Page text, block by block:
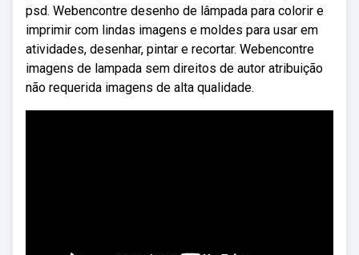
psd. Webencontre desenho de lâmpada para colorir e
imprimir com lindas imagens e moldes para usar em
atividades, desenhar, pintar e recortar. Webencontre
imagens de lampada sem direitos de autor atribuição
não requerida imagens de alta qualidade.